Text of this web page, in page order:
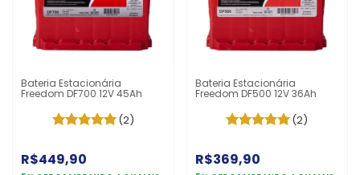
Bateria Estacionária
Freedom DF700 12V 45Ah
(2)
R$449,90
Bateria Estacionária
Freedom DF500 12V 36Ah
(2)
R$369,90